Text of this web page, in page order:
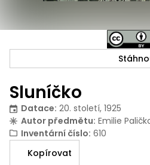
Sluníčko
Datace: 20. století, 1925
Autor předmětu: Emilie
Inventární číslo: 610
Kopírovat